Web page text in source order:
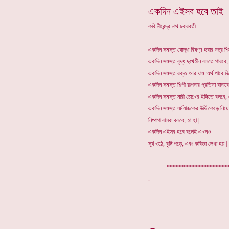
একদিন এইসব হবে তাই
কবি নীরেন্দ্র নাথ চক্রবর্তী
একদিন সমস্ত যোদ্ধা বিষণ্ণ হবার মন্ত্র
একদিন সমস্ত বৃদ্ধ দুঃখহীন বলতে পারবে,
একদিন সমস্ত রক্ত আর ঘাম অর্থ পাবে
একদিন সমস্ত শিল্পী কল্পনার প্রতিমা
একদিন সমস্ত নারী চোখের ইঙ্গিতে
একদিন সমস্ত ধর্মযাজকের উর্দি কেড়ে নিয়ে
নিষ্পাপ বালক বলবে, হা হা |
একদিন এইসব হবে বলেই এখনও
সূর্য ওঠে, বৃষ্টি পড়ে, এবং কবিতা লেখা হয় |
.